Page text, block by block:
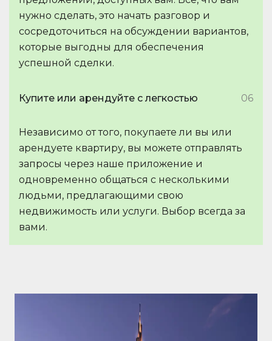
нужно сделать, это начать разговор и
сосредоточиться на обсуждении вариантов,
которые выгодны для обеспечения
успешной сделки.
Купите или арендуйте с легкостью 06
Независимо от того, покупаете ли вы или
арендуете квартиру, вы можете отправлять
запросы через наше приложение и
одновременно общаться с несколькими
людьми, предлагающими свою
недвижимость или услуги. Выбор всегда за
вами.